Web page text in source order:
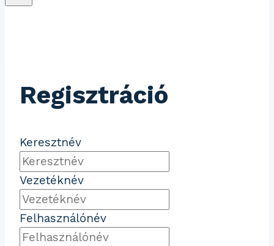
Regisztráció
Keresztnév
Vezetéknév
Felhasználónév